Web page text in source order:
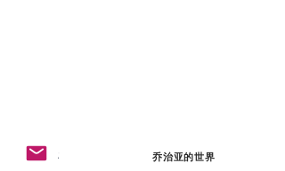
客户关怀 乔治亚的世界